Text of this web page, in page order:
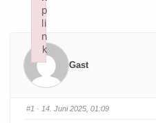
Gast
#1 · 14. Juni 2025, 01:09
p
li
n
k
Failed to initialize plugin: